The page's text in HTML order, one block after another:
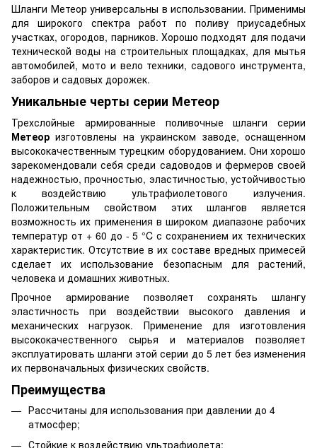
Шланги Метеор универсальны в использовании. Применимы
для широкого спектра работ по поливу приусадебных
участках, огородов, парников. Хорошо подходят для подачи
технической воды на строительных площадках, для мытья
автомобилей, мото и вело техники, садового инструмента,
заборов и садовых дорожек.
Уникальные черты серии Метеор
Трехслойные армированные поливочные шланги серии
Метеор изготовлены на украинском заводе, оснащенном
высококачественным турецким оборудованием. Они хорошо
зарекомендовали себя среди садоводов и фермеров своей
надежностью, прочностью, эластичностью, устойчивостью
к воздействию ультрафиолетового излучения.
Положительным свойством этих шлангов является
возможность их применения в широком диапазоне рабочих
температур от + 60 до - 5 °C с сохранением их технических
характеристик. Отсутствие в их составе вредных примесей
сделает их использование безопасным для растений,
человека и домашних животных.
Прочное армирование позволяет сохранять шлангу
эластичность при воздействии высокого давления и
механических нагрузок. Применение для изготовления
высококачественного сырья и материалов позволяет
эксплуатировать шланги этой серии до 5 лет без изменения
их первоначальных физических свойств.
Преимущества
Рассчитаны для использования при давлении до 4
атмосфер;
Стойкие к воздействию ультрафиолета;